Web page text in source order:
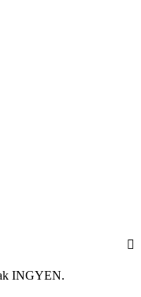
INGYEN.